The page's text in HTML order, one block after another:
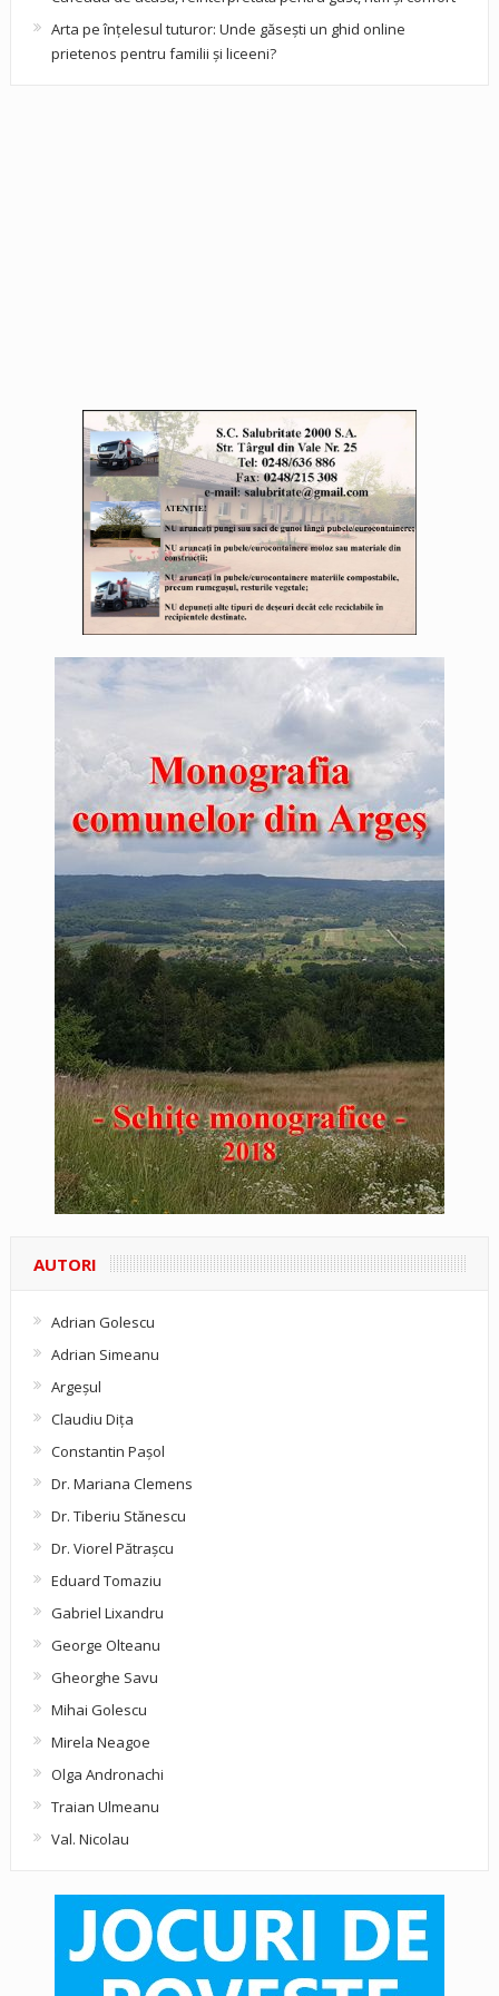
Arta pe înțelesul tuturor: Unde găsești un ghid online
prietenos pentru familii și liceeni?
AUTORI
Adrian Golescu
Adrian Simeanu
Argeşul
Claudiu Diţa
Constantin Pașol
Dr. Mariana Clemens
Dr. Tiberiu Stănescu
Dr. Viorel Pătraşcu
Eduard Tomaziu
Gabriel Lixandru
George Olteanu
Gheorghe Savu
Mihai Golescu
Mirela Neagoe
Olga Andronachi
Traian Ulmeanu
Val. Nicolau